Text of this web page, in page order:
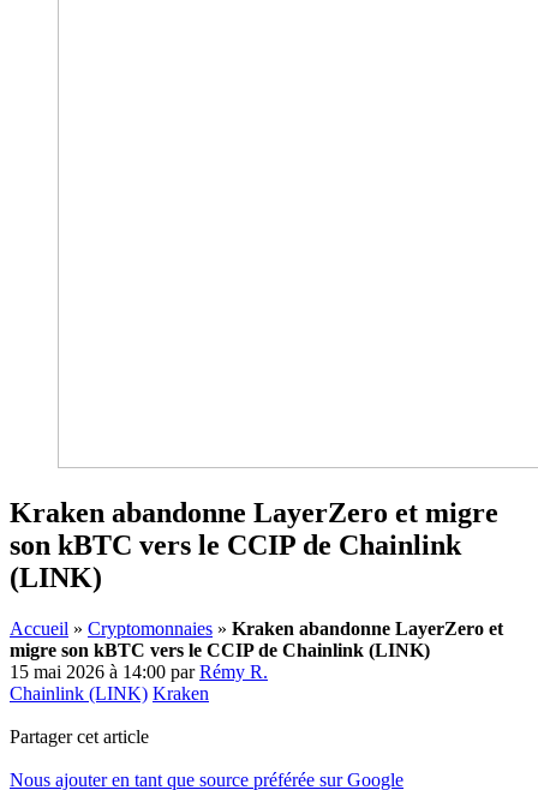
Kraken abandonne LayerZero et migre
son kBTC vers le CCIP de Chainlink
(LINK)
Accueil » Cryptomonnaies » Kraken abandonne LayerZero et
migre son kBTC vers le CCIP de Chainlink (LINK)
15 mai 2026 à 14:00 parRémy R.
Chainlink (LINK) Kraken
Partager cet article
Nous ajouter en tant que source préférée sur Google